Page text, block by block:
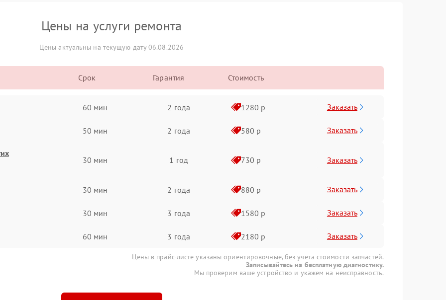
Цены на услуги ремонта
Цены актуальны на текущую дату 06.08.2026
Срок Гарантия Стоимость
60 мин 2 года 1280 р Заказать
50 мин 2 года 580 р Заказать
30 мин 1 год 730 р Заказать
30 мин 2 года 880 р Заказать
30 мин 3 года 1580 р Заказать
60 мин 3 года 2180 р Заказать
Цены в прайс-листе указаны ориентировочные, без учета стоимости запчастей.
Записывайтесь на бесплатную диагностику.
Мы проверим ваше устройство и укажем на неисправность.